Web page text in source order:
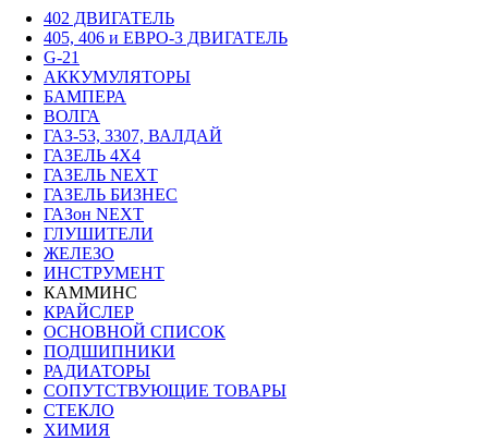
402 ДВИГАТЕЛЬ
405, 406 и ЕВРО-3 ДВИГАТЕЛЬ
G-21
АККУМУЛЯТОРЫ
БАМПЕРА
ВОЛГА
ГАЗ-53, 3307, ВАЛДАЙ
ГАЗЕЛЬ 4Х4
ГАЗЕЛЬ NEXT
ГАЗЕЛЬ БИЗНЕС
ГАЗон NEXT
ГЛУШИТЕЛИ
ЖЕЛЕЗО
ИНСТРУМЕНТ
КАММИНС
КРАЙСЛЕР
ОСНОВНОЙ СПИСОК
ПОДШИПНИКИ
РАДИАТОРЫ
СОПУТСТВУЮЩИЕ ТОВАРЫ
СТЕКЛО
ХИМИЯ